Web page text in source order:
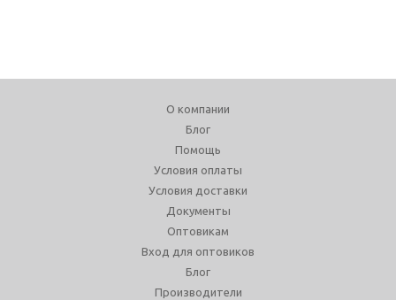
О компании
Блог
Помощь
Условия оплаты
Условия доставки
Документы
Оптовикам
Вход для оптовиков
Блог
Производители